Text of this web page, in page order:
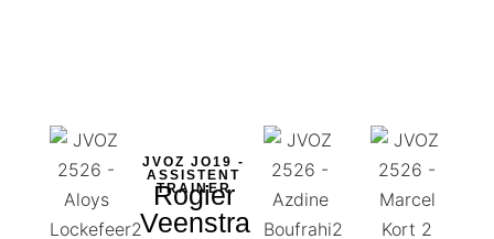
JVOZ JO19 -
ASSISTENT
TRAINER
Rogier
Veenstra